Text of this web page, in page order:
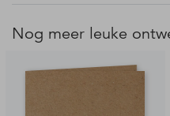
Nog meer leuke